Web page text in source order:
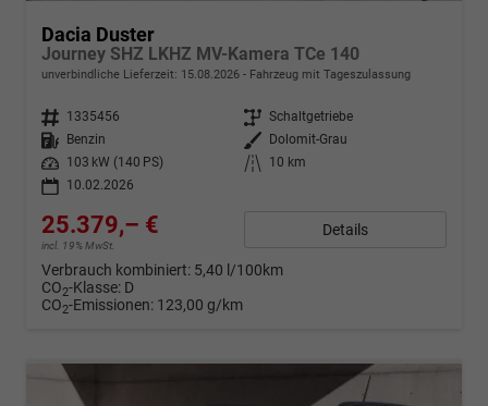
Dacia Duster
Journey SHZ LKHZ MV-Kamera TCe 140
unverbindliche Lieferzeit: 15.08.2026 Fahrzeug mit Tageszulassung
Fahrzeugnr. 1335456 Getriebe Schaltgetriebe
Kraftstoff
Benzin Außenfarbe
Dolomit-Grau
Leistung
103 kW (140 PS) Kilometerstand
10 km
10.02.2026
25.379,– €
incl. 19% MwSt.
Details
Verbrauch kombiniert: 5,40 l/100km
CO2-Klasse: D
CO2-Emissionen: 123,00 g/km